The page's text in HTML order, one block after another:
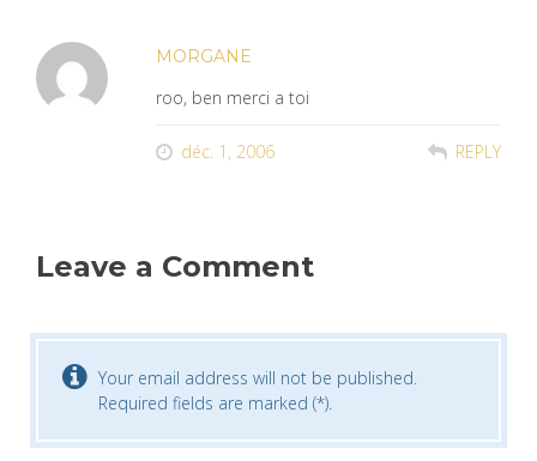
MORGANE
roo, ben merci a toi
déc. 1, 2006 REPLY
Leave a Comment
Your email address will not be published.
Required fields are marked (*).